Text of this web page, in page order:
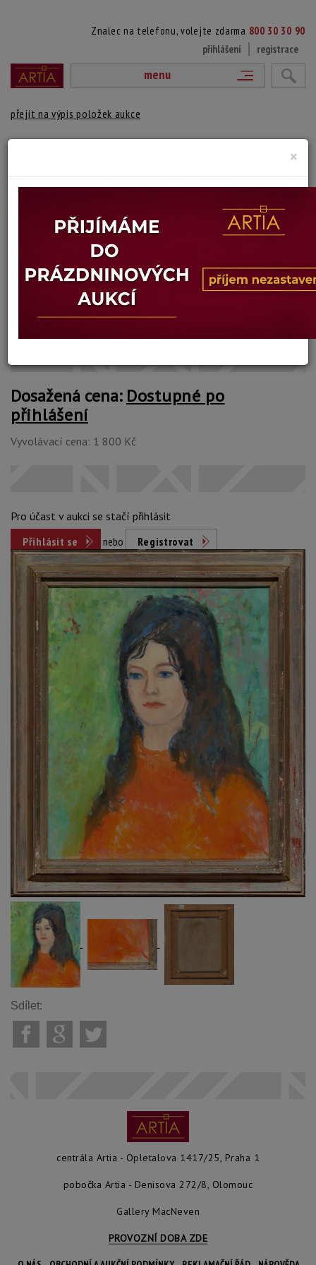
Znalec na telefonu, volejte zdarma 800 30 30 90
přihlášení
registrace
menu
přejít na výpis položek aukce
Autor:Jan Šafránek
datováno a signováno vpravo dole, rámováno, dílo pochází z
pozůstalosti manželky J. Šafránka
Technika: olej na plátně, datace: 1973
Šířka: 53 cm, výška: 64 cm, rámování: 78 x 67 cm
Konec dražby:27.11.2023 20:34 SEČ
Dosažená cena: Dostupné po
přihlášení
Vyvolávací cena: 1 800 Kč
Pro účast v aukci se stačí přihlásit
Přihlásit se
nebo Registrovat
Sdílet:
centrála Artia - Opletalova 1417/25, Praha 1
pobočka Artia - Denisova 272/8, Olomouc
Gallery MacNeven
PROVOZNÍ DOBA ZDE
×